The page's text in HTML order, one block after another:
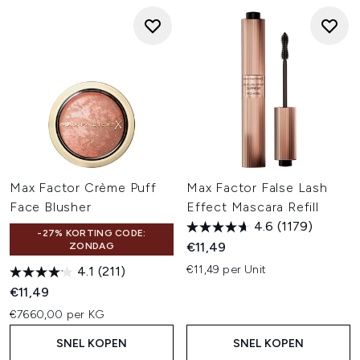
Max Factor Crème Puff
Face Blusher
-27% KORTING CODE:
ZONDAG
4.1 (211)
€11,49
€7660,00 per KG
SNEL KOPEN
Max Factor False Lash
Effect Mascara Refill
4.6 (1179)
€11,49
€11,49 per Unit
SNEL KOPEN